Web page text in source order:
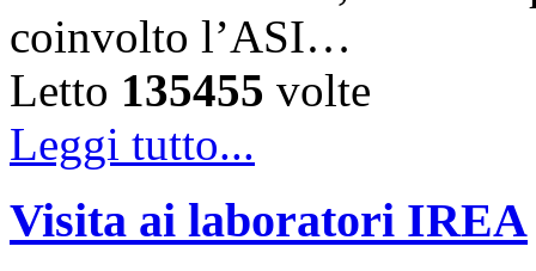
coinvolto l’ASI…
Letto 135455 volte
Leggi tutto...
Visita ai laboratori IREA